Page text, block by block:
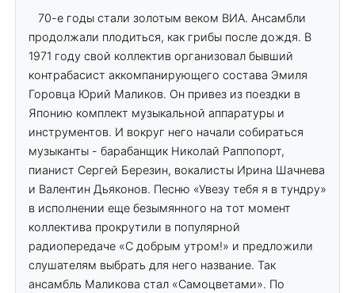
70-е годы стали золотым веком ВИА. Ансамбли
продолжали плодиться, как грибы после дождя. В
1971 году свой коллектив организовал бывший
контрабасист аккомпанирующего состава Эмиля
Горовца Юрий Маликов. Он привез из поездки в
Японию комплект музыкальной аппаратуры и
инструментов. И вокруг него начали собираться
музыканты - барабанщик Николай Раппопорт,
пианист Сергей Березин, вокалисты Ирина Шачнева
и Валентин Дьяконов. Песню «Увезу тебя я в тундру»
в исполнении еще безымянного на тот момент
коллектива прокрутили в популярной
радиопередаче «С добрым утром!» и предложили
слушателям выбрать для него название. Так
ансамбль Маликова стал «Самоцветами». По